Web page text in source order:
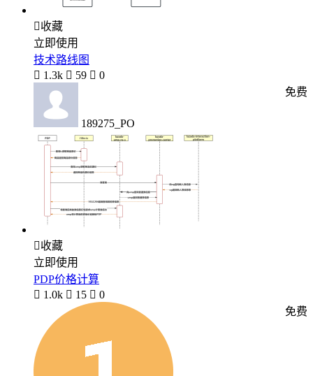
收藏
立即使用
技术路线图
 1.3k  59  0
189275_PO
免费
收藏
立即使用
PDP价格计算
 1.0k  15  0
免费